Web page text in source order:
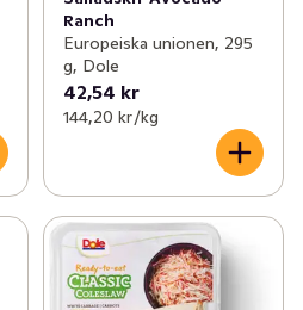
Ranch
Europeiska unionen, 295
g, Dole
42,54 kr
144,20 kr /kg